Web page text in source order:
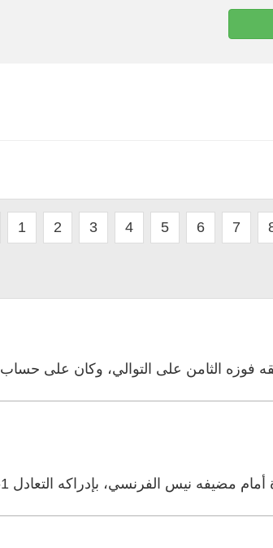
1 2 3 4 5 6 7
فوزه الثامن على التوالي، وكان على حساب
نيس الفرنسي، بإدراكه التعادل 1-1 في